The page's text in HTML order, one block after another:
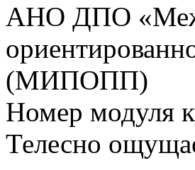
АНО ДПО
(МИПОПП)
Номер модуля
Телесно